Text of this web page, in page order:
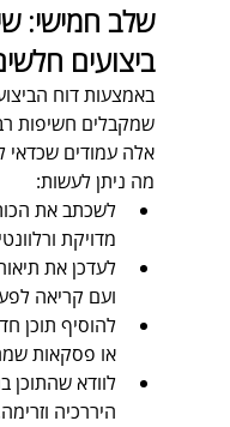
שלב חמישי:
ביצועים
באמצעות דוח
שמקבלים חשיפות
אלה עמודים
מה ניתן לעשות:
לשכתב את
מדויקת
לעדכן את
ועם קריאה
להוסיף תוכן
או פסקאות
לוודא שהתוכן
היררכיה